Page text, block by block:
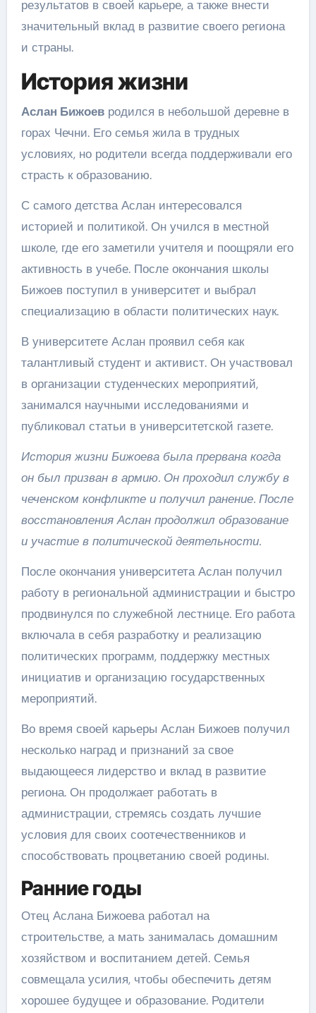
результатов в своей карьере, а также внести
значительный вклад в развитие своего региона
и страны.
История жизни
Аслан Бижоевродился в небольшой деревне в
горах Чечни. Его семья жила в трудных
условиях, но родители всегда поддерживали его
страсть к образованию.
С самого детства Аслан интересовался
историей и политикой. Он учился в местной
школе, где его заметили учителя и поощряли его
активность в учебе. После окончания школы
Бижоев поступил в университет и выбрал
специализацию в области политических наук.
В университете Аслан проявил себя как
талантливый студент и активист. Он участвовал
в организации студенческих мероприятий,
занимался научными исследованиями и
публиковал статьи в университетской газете.
История жизни Бижоева была прервана когда
он был призван в армию. Он проходил службу в
чеченском конфликте и получил ранение. После
восстановления Аслан продолжил образование
и участие в политической деятельности.
После окончания университета Аслан получил
работу в региональной администрации и быстро
продвинулся по служебной лестнице. Его работа
включала в себя разработку и реализацию
политических программ, поддержку местных
инициатив и организацию государственных
мероприятий.
Во время своей карьеры Аслан Бижоев получил
несколько наград и признаний за свое
выдающееся лидерство и вклад в развитие
региона. Он продолжает работать в
администрации, стремясь создать лучшие
условия для своих соотечественников и
способствовать процветанию своей родины.
Ранние годы
Отец Аслана Бижоева работал на
строительстве, а мать занималась домашним
хозяйством и воспитанием детей. Семья
совмещала усилия, чтобы обеспечить детям
хорошее будущее и образование. Родители